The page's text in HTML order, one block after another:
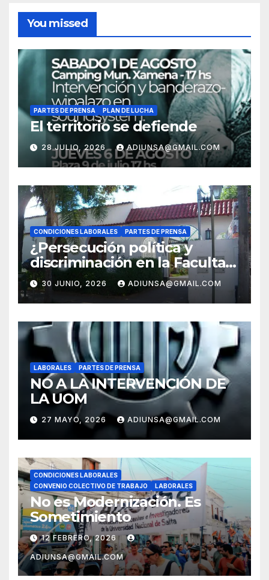
You missed
PARTES DE PRENSA PLAN DE LUCHA
El territorio se defiende
28 JULIO, 2026 ADIUNSA@GMAIL.COM
CONDICIONES LABORALES PARTES DE PRENSA
¿Persecución política y
discriminación en la Facultad
Regional Orán?
30 JUNIO, 2026 ADIUNSA@GMAIL.COM
LABORALES PARTES DE PRENSA
NO A LA INTERVENCIÓN DE
LA UOM
27 MAYO, 2026 ADIUNSA@GMAIL.COM
CONDICIONES LABORALES
CONVENIO COLECTIVO DE TRABAJO
LABORALES
No es Modernización. Es
Sometimiento
12 FEBRERO, 2026
ADIUNSA@GMAIL.COM